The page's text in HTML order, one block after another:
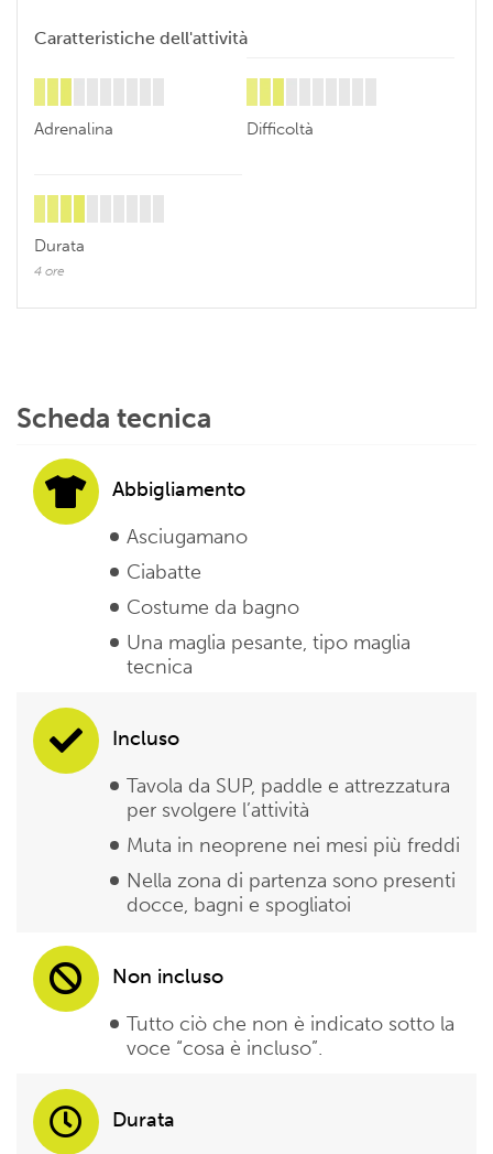
Caratteristiche dell'attività
Adrenalina Difficoltà
Durata
4 ore
Scheda tecnica
Abbigliamento
Asciugamano
Ciabatte
Costume da bagno
Una maglia pesante, tipo maglia
tecnica
Incluso
Tavola da SUP, paddle e attrezzatura
per svolgere l’attività
Muta in neoprene nei mesi più freddi
Nella zona di partenza sono presenti
docce, bagni e spogliatoi
Non incluso
Tutto ciò che non è indicato sotto la
voce “cosa è incluso”.
Durata